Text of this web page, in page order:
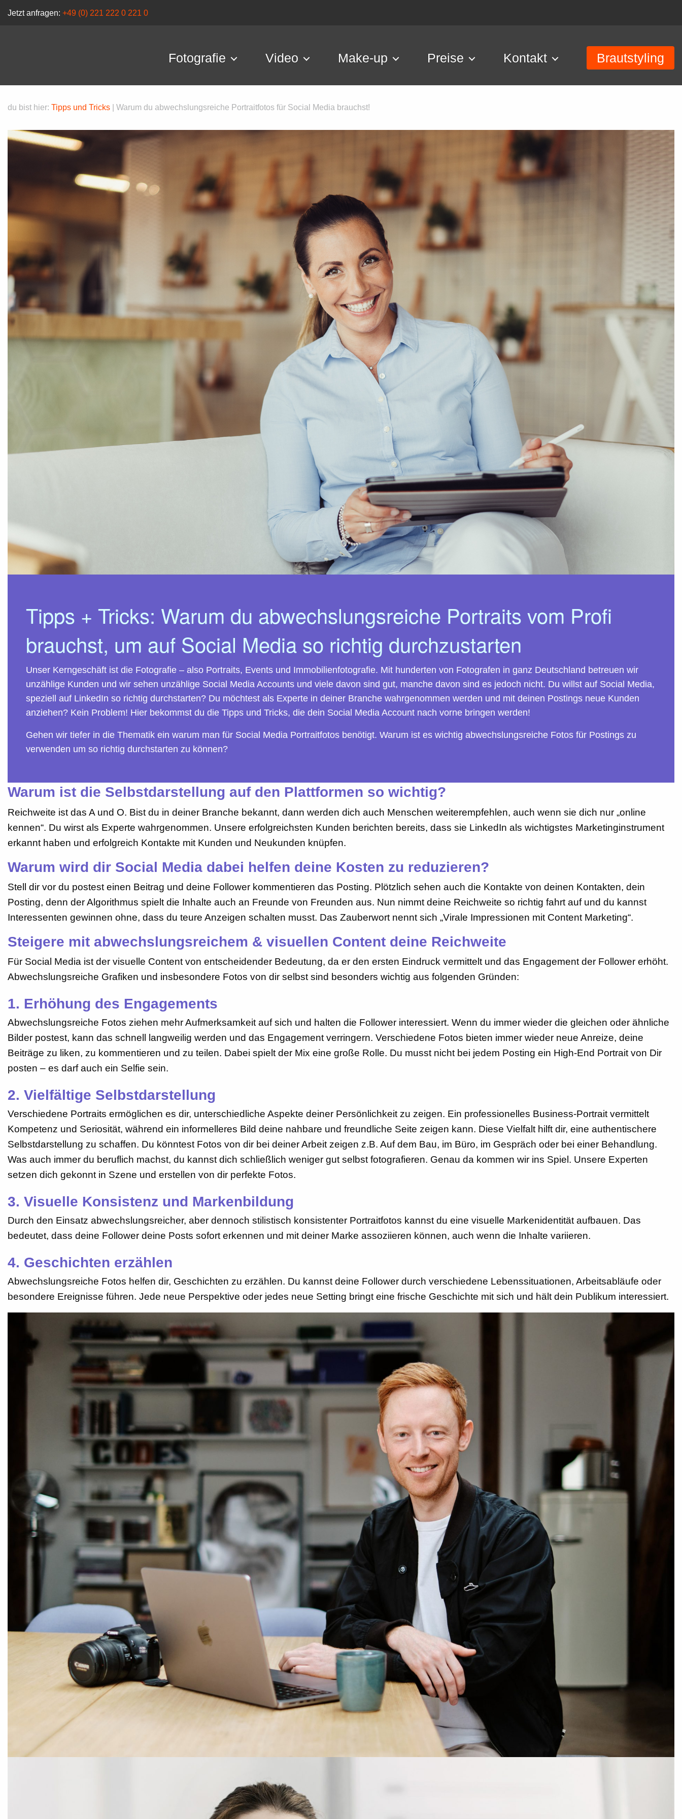
Jetzt anfragen: +49 (0) 221 222 0 221 0
Fotografie Video Make-up Preise Kontakt Brautstyling
du bist hier: Tipps und Tricks Warum du abwechslungsreiche Portraitfotos für Social Media brauchst!
Tipps + Tricks: Warum du abwechslungsreiche Portraits vom Profi
brauchst, um auf Social Media so richtig durchzustarten
Unser Kerngeschäft ist die Fotografie – also Portraits, Events und Immobilienfotografie. Mit hunderten von Fotografen in ganz Deutschland betreuen wir
unzählige Kunden und wir sehen unzählige Social Media Accounts und viele davon sind gut, manche davon sind es jedoch nicht. Du willst auf Social Media,
speziell auf LinkedIn so richtig durchstarten? Du möchtest als Experte in deiner Branche wahrgenommen werden und mit deinen Postings neue Kunden
anziehen? Kein Problem! Hier bekommst du die Tipps und Tricks, die dein Social Media Account nach vorne bringen werden!
Gehen wir tiefer in die Thematik ein warum man für Social Media Portraitfotos benötigt. Warum ist es wichtig abwechslungsreiche Fotos für Postings zu
verwenden um so richtig durchstarten zu können?
Warum ist die Selbstdarstellung auf den Plattformen so wichtig?
Reichweite ist das A und O. Bist du in deiner Branche bekannt, dann werden dich auch Menschen weiterempfehlen, auch wenn sie dich nur „online
kennen“. Du wirst als Experte wahrgenommen. Unsere erfolgreichsten Kunden berichten bereits, dass sie LinkedIn als wichtigstes Marketinginstrument
erkannt haben und erfolgreich Kontakte mit Kunden und Neukunden knüpfen.
Warum wird dir Social Media dabei helfen deine Kosten zu reduzieren?
Stell dir vor du postest einen Beitrag und deine Follower kommentieren das Posting. Plötzlich sehen auch die Kontakte von deinen Kontakten, dein
Posting, denn der Algorithmus spielt die Inhalte auch an Freunde von Freunden aus. Nun nimmt deine Reichweite so richtig fahrt auf und du kannst
Interessenten gewinnen ohne, dass du teure Anzeigen schalten musst. Das Zauberwort nennt sich „Virale Impressionen mit Content Marketing“.
Steigere mit abwechslungsreichem & visuellen Content deine Reichweite
Für Social Media ist der visuelle Content von entscheidender Bedeutung, da er den ersten Eindruck vermittelt und das Engagement der Follower erhöht.
Abwechslungsreiche Grafiken und insbesondere Fotos von dir selbst sind besonders wichtig aus folgenden Gründen:
1. Erhöhung des Engagements
Abwechslungsreiche Fotos ziehen mehr Aufmerksamkeit auf sich und halten die Follower interessiert. Wenn du immer wieder die gleichen oder ähnliche
Bilder postest, kann das schnell langweilig werden und das Engagement verringern. Verschiedene Fotos bieten immer wieder neue Anreize, deine
Beiträge zu liken, zu kommentieren und zu teilen. Dabei spielt der Mix eine große Rolle. Du musst nicht bei jedem Posting ein High-End Portrait von Dir
posten – es darf auch ein Selfie sein.
2. Vielfältige Selbstdarstellung
Verschiedene Portraits ermöglichen es dir, unterschiedliche Aspekte deiner Persönlichkeit zu zeigen. Ein professionelles Business-Portrait vermittelt
Kompetenz und Seriosität, während ein informelleres Bild deine nahbare und freundliche Seite zeigen kann. Diese Vielfalt hilft dir, eine authentischere
Selbstdarstellung zu schaffen. Du könntest Fotos von dir bei deiner Arbeit zeigen z.B. Auf dem Bau, im Büro, im Gespräch oder bei einer Behandlung.
Was auch immer du beruflich machst, du kannst dich schließlich weniger gut selbst fotografieren. Genau da kommen wir ins Spiel. Unsere Experten
setzen dich gekonnt in Szene und erstellen von dir perfekte Fotos.
3. Visuelle Konsistenz und Markenbildung
Durch den Einsatz abwechslungsreicher, aber dennoch stilistisch konsistenter Portraitfotos kannst du eine visuelle Markenidentität aufbauen. Das
bedeutet, dass deine Follower deine Posts sofort erkennen und mit deiner Marke assoziieren können, auch wenn die Inhalte variieren.
4. Geschichten erzählen
Abwechslungsreiche Fotos helfen dir, Geschichten zu erzählen. Du kannst deine Follower durch verschiedene Lebenssituationen, Arbeitsabläufe oder
besondere Ereignisse führen. Jede neue Perspektive oder jedes neue Setting bringt eine frische Geschichte mit sich und hält dein Publikum interessiert.